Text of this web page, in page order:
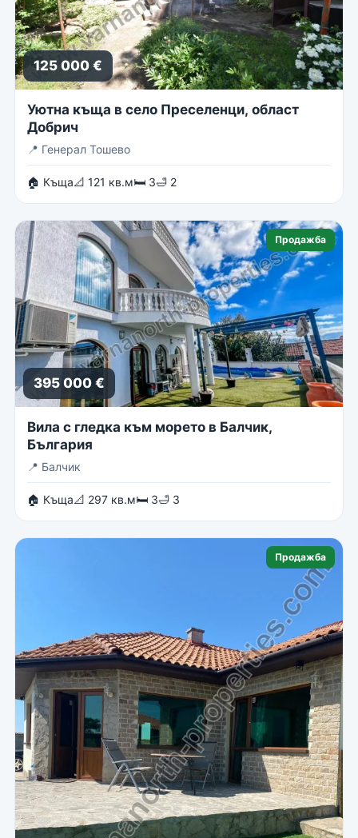
125 000 €
Уютна къща в село Преселенци, област
Добрич
📍 Генерал Тошево
🏠 Къща📐 121 кв.м🛏 3🛁 2
Продажба
395 000 €
Вила с гледка към морето в Балчик,
България
📍 Балчик
🏠 Къща📐 297 кв.м🛏 3🛁 3
Продажба